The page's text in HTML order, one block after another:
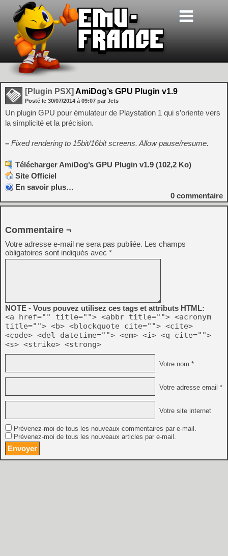
[Plugin PSX] AmiDog’s GPU Plugin v1.9
Posté le 30/07/2014 à 09:07 par Jets
Un plugin GPU pour émulateur de Playstation 1 qui s’oriente vers
la simplicité et la précision.
– Fixed rendering to 15bit/16bit screens. Allow pause/resume.
Télécharger AmiDog’s GPU Plugin v1.9 (102,2 Ko)
Site Officiel
En savoir plus…
0 commentaire
Commentaire ¬
Votre adresse e-mail ne sera pas publiée. Les champs
obligatoires sont indiqués avec *
NOTE - Vous pouvez utilisez ces tags et attributs HTML:
<a href="" title=""> <abbr title=""> <acronym
title=""> <b> <blockquote cite=""> <cite>
<code> <del datetime=""> <em> <i> <q cite="">
<s> <strike> <strong>
Votre nom *
Votre adresse email *
Votre site internet
Prévenez-moi de tous les nouveaux commentaires par e-mail.
Prévenez-moi de tous les nouveaux articles par e-mail.